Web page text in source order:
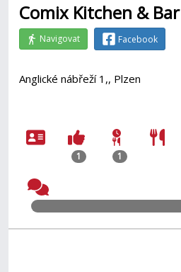
Comix Kitchen & Bar
Navigovat Facebook
Anglické nábřeží 1,, Plzen
1 1